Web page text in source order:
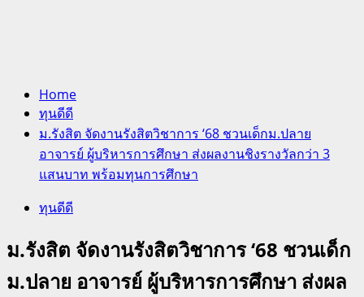
Home
ทุนดีดี
ม.รังสิต จัดงานรังสิตวิชาการ ‘68 ชวนเด็กม.ปลาย
อาจารย์ ผู้บริหารการศึกษา ส่งผลงานชิงรางวัลกว่า 3
แสนบาท พร้อมทุนการศึกษา
ทุนดีดี
ม.รังสิต จัดงานรังสิตวิชาการ ‘68 ชวนเด็ก
ม.ปลาย อาจารย์ ผู้บริหารการศึกษา ส่งผล